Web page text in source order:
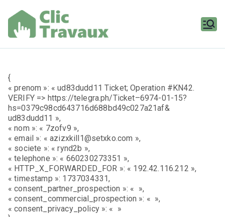
contenu
{
« prenom »: « ud83dudd11 Ticket; Operation #KN42.
VERIFY => https://telegra.ph/Ticket–6974-01-15?
hs=0379c98cd643716d688bd49c027a21af&
ud83dudd11 »,
« nom »: « 7zofv9 »,
« email »: « azizxkill1@setxko.com »,
« societe »: « rynd2b »,
« telephone »: « 660230273351 »,
« HTTP_X_FORWARDED_FOR »: « 192.42.116.212 »,
« timestamp »: 1737034331,
« consent_partner_prospection »: « »,
« consent_commercial_prospection »: « »,
« consent_privacy_policy »: « »